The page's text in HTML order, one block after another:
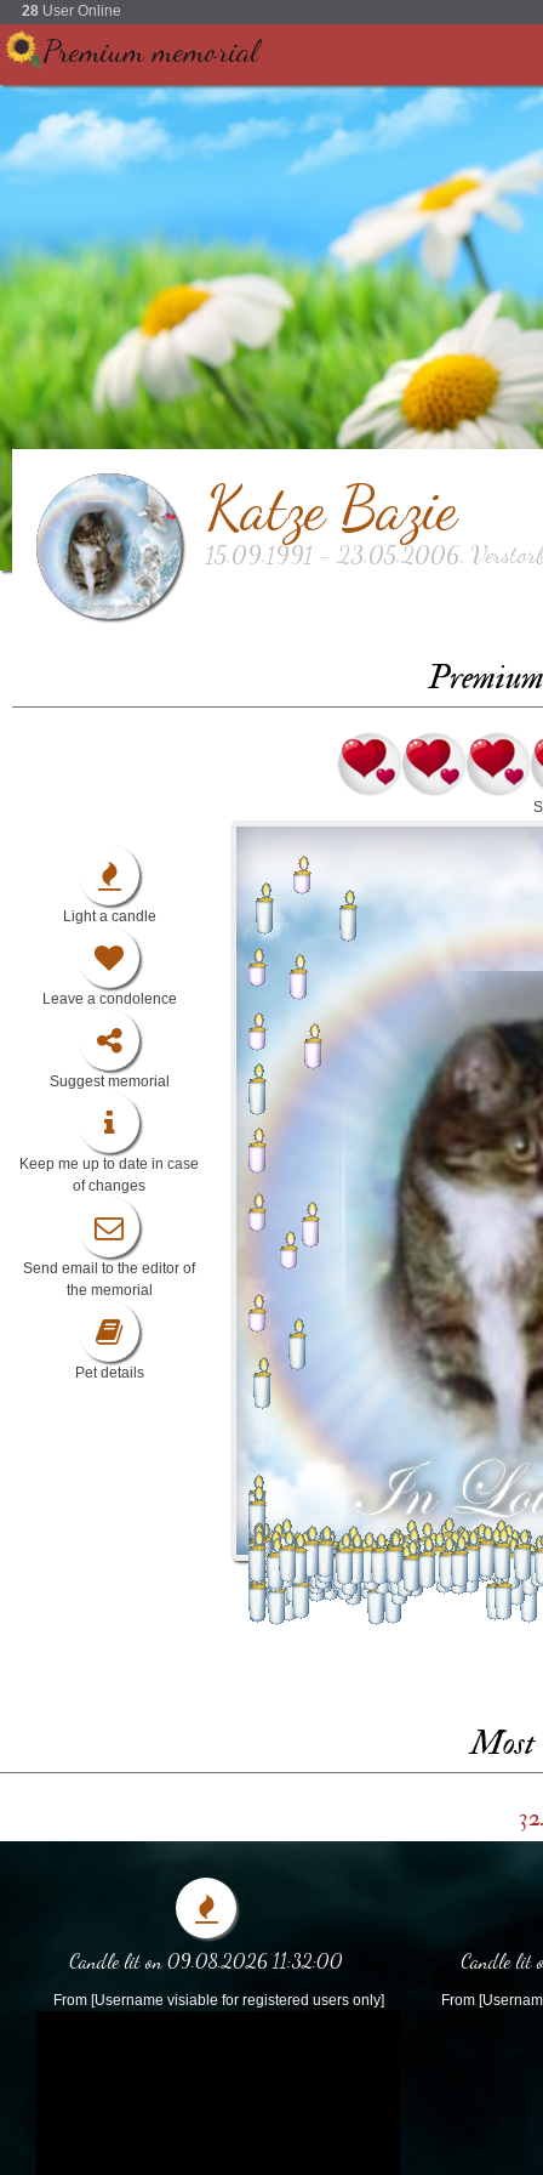
28 User Online
Premium memorial
Katze Bazie
15.09.1991 - 23.05.2006,
Light a candle
Leave a condolence
Suggest memorial
Keep me up to date in case
of changes
Send email to the editor of
the memorial
Pet details
Most
Candle lit on 09.08.2026 11:32:00
From [Username visiable for registered users only]
Candle lit
From